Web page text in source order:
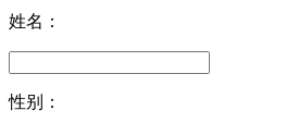
姓名：
性别：